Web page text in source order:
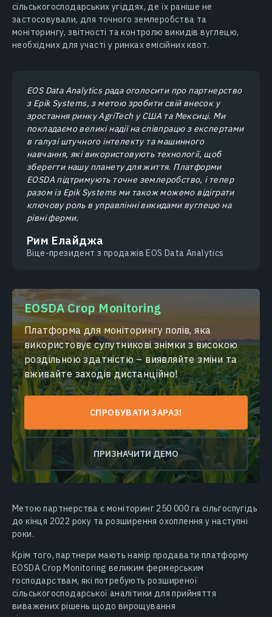
сільськогосподарських угіддях, де їх раніше не
застосовували, для точного землеробства та
моніторингу, звітності та контролю викидів вуглецю,
необхідних для участі у ринках емісійних квот.
EOS Data Analytics рада оголосити про партнерство
з Epik Systems, з метою зробити свій внесок у
зростання ринку AgriTech у США та Мексиці. Ми
покладаємо великі надії на співпрацю з експертами
в галузі штучного інтелекту та машинного
навчання, які використовують технології, щоб
зберегти нашу планету для життя. Платформи
EOSDA підтримують точне землеробство, і тепер
разом із Epik Systems ми також можемо відіграти
ключову роль в управлінні викидами вуглецю на
рівні ферми.
Рим Елайджа
Віце-президент з продажів EOS Data Analytics
EOSDA Crop Monitoring
Платформа для моніторингу полів, яка
використовує супутникові знімки з високою
роздільною здатністю – виявляйте зміни та
вживайте заходів дистанційно!
СПРОБУВАТИ ЗАРАЗ!
ПРИЗНАЧИТИ ДЕМО
Метою партнерства є моніторинг 250 000 га сільгоспугідь
до кінця 2022 року та розширення охоплення у наступні
роки.
Крім того, партнери мають намір продавати платформу
EOSDA Crop Monitoring великим фермерським
господарствам, які потребують розширеної
сільськогосподарської аналітики для прийняття
виважених рішень щодо вирощування